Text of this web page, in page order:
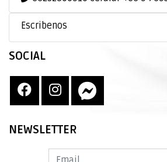
Escribenos
SOCIAL
NEWSLETTER